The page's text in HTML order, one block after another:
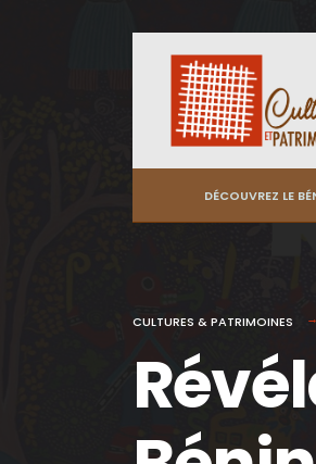
DÉCOUVREZ LE
CULTURES & PATRIMOINES